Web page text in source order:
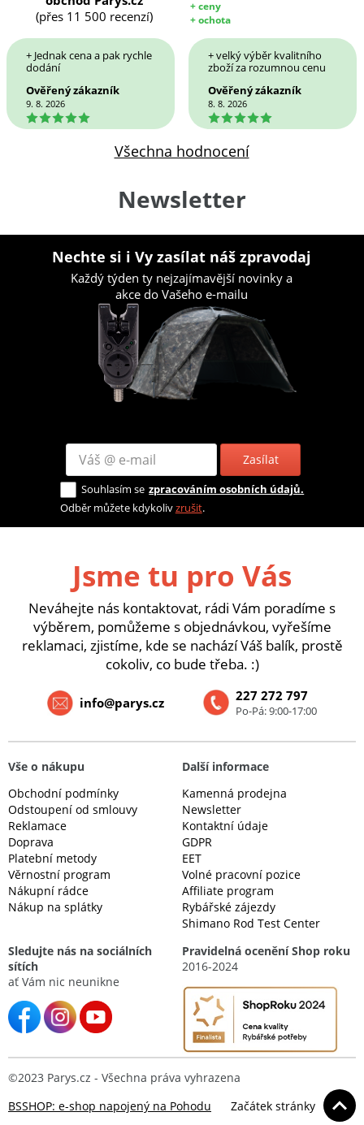
+ ceny
+ ochota
(přes 11 500 recenzí)
+ Jednak cena a pak rychle
dodání
Ověřený zákazník
9. 8. 2026
5
+ velký výběr kvalitního
zboží za rozumnou cenu
Ověřený zákazník
8. 8. 2026
5
Všechna hodnocení
Newsletter
Nechte si i Vy zasílat náš zpravodaj
Každý týden ty nejzajímavější novinky a
akce do Vašeho e-mailu
Zasílat
Souhlasím se zpracováním osobních údajů.
Odběr můžete kdykolivzrušit.
Jsme tu pro Vás
Neváhejte nás kontaktovat, rádi Vám poradíme s
výběrem, pomůžeme s objednávkou, vyřešíme
reklamaci, zjistíme, kde se nachází Váš balík, prostě
cokoliv, co bude třeba. :)
227 272 797
Po-Pá: 9:00-17:00
info@parys.cz
Vše o nákupu
Obchodní podmínky
Odstoupení od smlouvy
Reklamace
Doprava
Platební metody
Věrnostní program
Nákupní rádce
Nákup na splátky
Další informace
Kamenná prodejna
Newsletter
Kontaktní údaje
GDPR
EET
Volné pracovní pozice
Affiliate program
Rybářské zájezdy
Shimano Rod Test Center
Sledujte nás na sociálních
sítích
ať Vám nic neunikne
Pravidelná ocenění Shop roku
2016-2024
©2023 Parys.cz - Všechna práva vyhrazena
BSSHOP: e-shop napojený na Pohodu
Začátek stránky